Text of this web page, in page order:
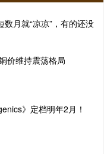
数月就“凉凉”，有的还没
价维持震荡格局
》定档明年2月！